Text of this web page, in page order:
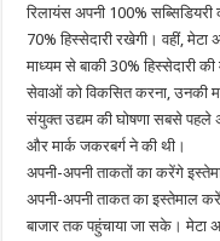
रिलायंस अपनी 100%
70% हिस्सेदारी रखेगी। वहीं,
माध्‍यम से बाकी 30% हिस्सेदारी
सेवाओं को विकसित करना, उनकी
संयुक्त उद्यम की घोषणा सबसे पहले
और मार्क जकरबर्ग ने की थी।
अपनी-अपनी ताकतों का करेंगे
अपनी-अपनी ताकत का इस्‍तेमाल
बाजार तक पहुंचाया जा सके। मेटा